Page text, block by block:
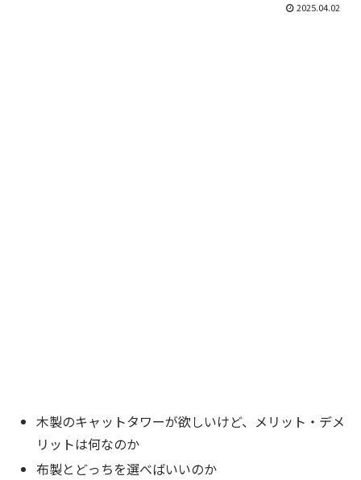
2025.04.02
木製のキャットタワーが欲しいけど、メリット・デメ
リットは何なのか
布製とどっちを選べばいいのか